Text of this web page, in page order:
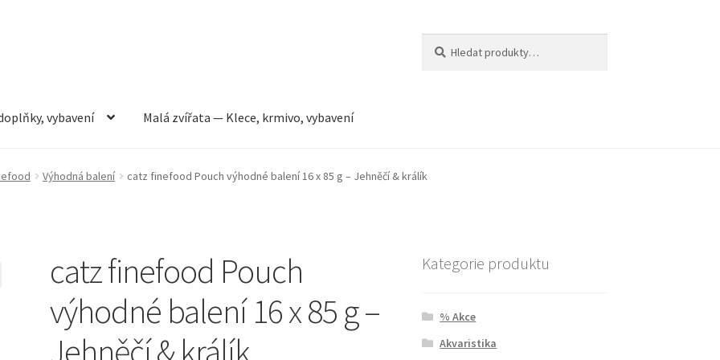
vybavení Malá zvířata — Klece, krmivo, vybavení
vybavení Můj účet Obchod Pokladna Vše pro kočky
Výhodná balení catz finefood Pouch výhodné balení 16 x 85 g – Jehněčí & králík
catz finefood Pouch
výhodné balení 16 x 85 g –
Jehněčí & králík
Kategorie produktu
% Akce
Akvaristika